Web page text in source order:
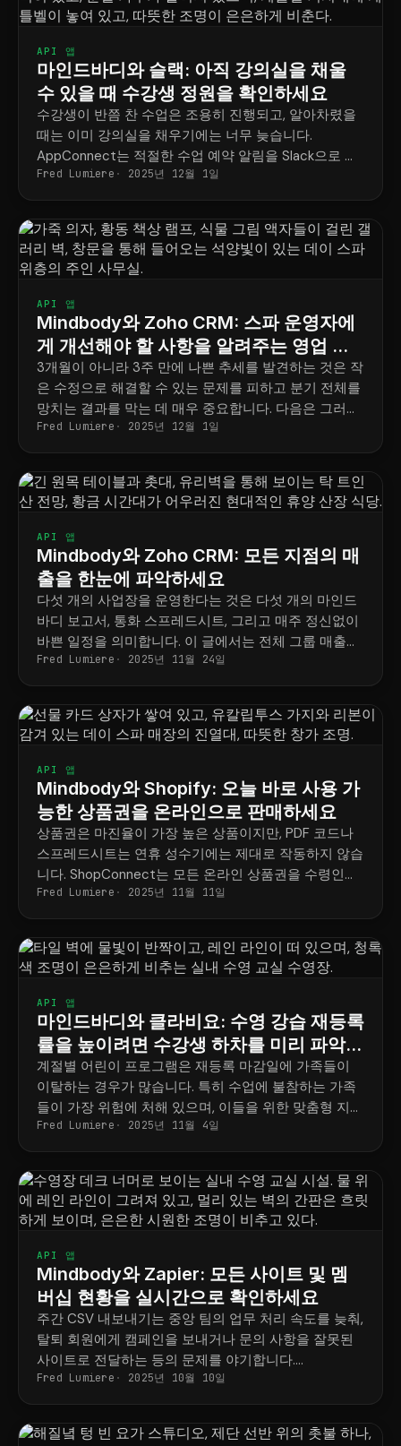
API 앱
마인드바디와 슬랙: 아직 강의실을 채울
수 있을 때 수강생 정원을 확인하세요
수강생이 반쯤 찬 수업은 조용히 진행되고, 알아차렸을
때는 이미 강의실을 채우기에는 너무 늦습니다.
AppConnect는 적절한 수업 예약 알림을 Slack으로 전
송하여 프로모션을 진행하기에 좋은 시기를 놓치지 않
도록 도와줍니다.
Fred Lumiere 2025년 12월 1일
API 앱
Mindbody와 Zoho CRM: 스파 운영자에
게 개선해야 할 사항을 알려주는 영업 대
시보드
3개월이 아니라 3주 만에 나쁜 추세를 발견하는 것은 작
은 수정으로 해결할 수 있는 문제를 피하고 분기 전체를
망치는 결과를 막는 데 매우 중요합니다. 다음은 그러한
추세를 보여주는 대시보드입니다.
Fred Lumiere 2025년 12월 1일
API 앱
Mindbody와 Zoho CRM: 모든 지점의 매
출을 한눈에 파악하세요
다섯 개의 사업장을 운영한다는 것은 다섯 개의 마인드
바디 보고서, 통화 스프레드시트, 그리고 매주 정신없이
바쁜 일정을 의미합니다. 이 글에서는 전체 그룹 매출을
한 곳에서 정확하게 확인하는 방법을 알려드립니다.
Fred Lumiere 2025년 11월 24일
API 앱
Mindbody와 Shopify: 오늘 바로 사용 가
능한 상품권을 온라인으로 판매하세요
상품권은 마진율이 가장 높은 상품이지만, PDF 코드나
스프레드시트는 연휴 성수기에는 제대로 작동하지 않습
니다. ShopConnect는 모든 온라인 상품권을 수령인이
매장에 들어오는 순간 바로 사용할 수 있는 실제 크레딧
으로 만들어 줍니다.
Fred Lumiere 2025년 11월 11일
API 앱
마인드바디와 클라비요: 수영 강습 재등록
률을 높이려면 수강생 하차를 미리 파악하
세요
계절별 어린이 프로그램은 재등록 마감일에 가족들이
이탈하는 경우가 많습니다. 특히 수업에 불참하는 가족
들이 가장 위험에 처해 있으며, 이들을 위한 맞춤형 지원
은 거의 이루어지지 않습니다.
Fred Lumiere 2025년 11월 4일
API 앱
Mindbody와 Zapier: 모든 사이트 및 멤
버십 현황을 실시간으로 확인하세요
주간 CSV 내보내기는 중앙 팀의 업무 처리 속도를 늦춰,
탈퇴 회원에게 캠페인을 보내거나 문의 사항을 잘못된
사이트로 전달하는 등의 문제를 야기합니다.
AppConnect는 모든 도구에서 모든 사이트와 회원 정
보를 최신 상태로 유지합니다.
Fred Lumiere 2025년 10월 10일